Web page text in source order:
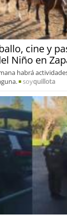
cine y
Niño en
habrá
soyquillota